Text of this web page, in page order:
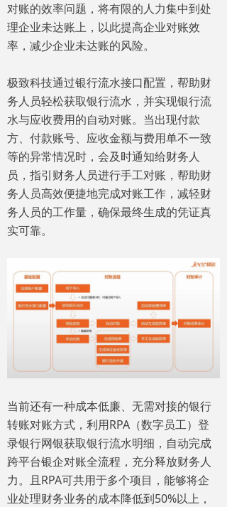
对账的效率问题，将有限的人力集中到处
理企业未达账上，以此提高企业对账效
率，减少企业未达账的风险。
极致科技通过银行流水接口配置，帮助财
务人员轻松获取银行流水，并实现银行流
水与应收费用的自动对账。当出现付款
方、付款账号、应收金额与费用单不一致
等的异常情况时，会及时通知给财务人
员，指引财务人员进行手工对账，帮助财
务人员高效便捷地完成对账工作，减轻财
务人员的工作量，确保最终生成的凭证真
实可靠。
当前还有一种成本低廉、无需对接的银行
转账对账方式，利用RPA（数字员工）登
录银行网银获取银行流水明细，自动完成
跨平台银企对账全流程，充分释放财务人
力。且RPA可共用于多个项目，能够将企
业处理财务业务的成本降低到50%以上，